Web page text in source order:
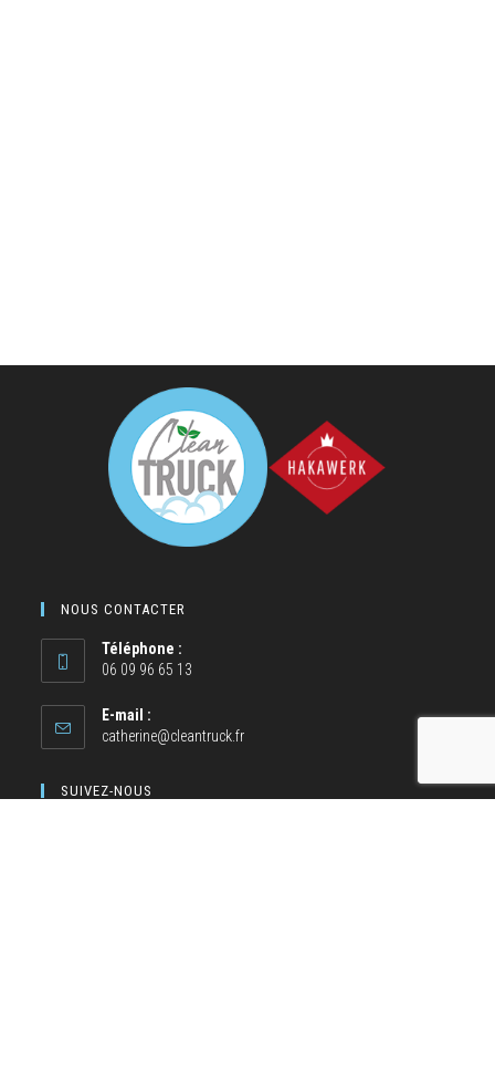
NOUS CONTACTER
Téléphone :
06 09 96 65 13
E-mail :
catherine@cleantruck.fr
SUIVEZ-NOUS